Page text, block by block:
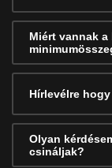
Miért vannak
Hírlevélre
Olyan
csináljak?